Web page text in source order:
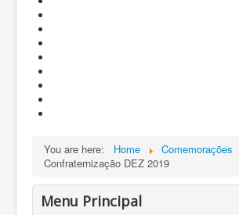
You are here: Home
Comemorações
Confraternização DEZ 2019
Menu Principal